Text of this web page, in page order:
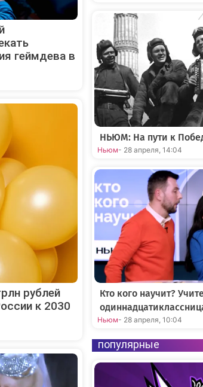
геймдева в
рублей
к 2030
НЬЮМ: На пути к
Ньюм- 28 апреля, 14:04
Кто кого научит?
Ньюм- 28 апреля, 10:04
популярные